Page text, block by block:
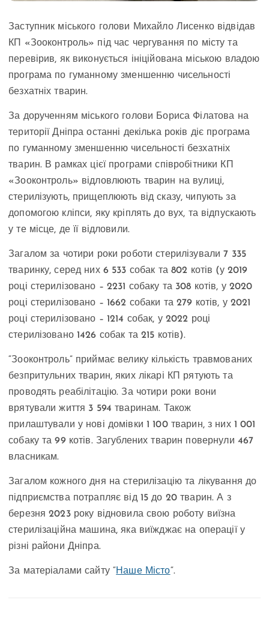
Заступник міського голови Михайло Лисенко відвідав
КП «Зооконтроль» під час чергування по місту та
перевірив, як виконується ініційована міською владою
програма по гуманному зменшенню чисельності
безхатніх тварин.
За дорученням міського голови Бориса Філатова на
території Дніпра останні декілька років діє програма
по гуманному зменшенню чисельності безхатніх
тварин. В рамках цієї програми співробітники КП
«Зооконтроль» відловлюють тварин на вулиці,
стерилізують, прищеплюють від сказу, чипують за
допомогою кліпси, яку кріплять до вух, та відпускають
у те місце, де її відловили.
Загалом за чотири роки роботи стерилізували 7 335
тваринку, серед них 6 533 собак та 802 котів (у 2019
році стерилізовано – 2231 собаку та 308 котів, у 2020
році стерилізовано – 1662 собаки та 279 котів, у 2021
році стерилізовано – 1214 собак, у 2022 році
стерилізовано 1426 собак та 215 котів).
“Зооконтроль” приймає велику кількість травмованих
безпритульних тварин, яких лікарі КП рятують та
проводять реабілітацію. За чотири роки вони
врятували життя 3 594 тваринам. Також
прилаштували у нові домівки 1 100 тварин, з них 1 001
собаку та 99 котів. Загублених тварин повернули 467
власникам.
Загалом кожного дня на стерилізацію та лікування до
підприємства потрапляє від 15 до 20 тварин. А з
березня 2023 року відновила свою роботу виїзна
стерилізаційна машина, яка виїжджає на операції у
різні райони Дніпра.
За матеріалами сайту “Наше Місто“.